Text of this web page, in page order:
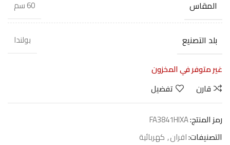
المقاس 60 سم
بلد التصنيع
بولندا
غير متوفر في المخزون
قارن
تفضيل
رمز المنتج:FA3841HIXA
التصنيفات:افران, كهربائية